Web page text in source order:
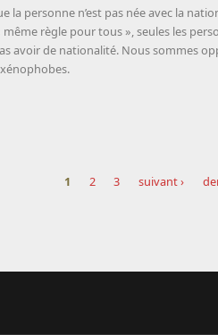
la personne n’est pas née avec la
règle pour tous », seules les
avoir de nationalité. Nous sommes
1 2 3 suivant ›